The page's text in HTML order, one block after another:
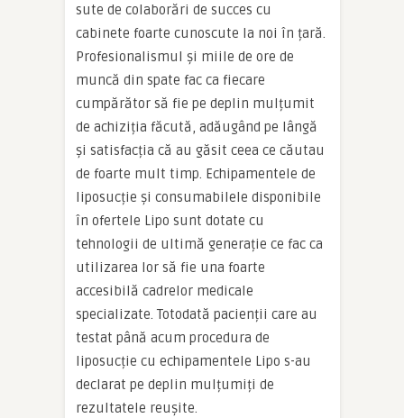
sute de colaborări de succes cu
cabinete foarte cunoscute la noi în țară.
Profesionalismul și miile de ore de
muncă din spate fac ca fiecare
cumpărător să fie pe deplin mulțumit
de achiziția făcută, adăugând pe lângă
și satisfacția că au găsit ceea ce căutau
de foarte mult timp. Echipamentele de
liposucție și consumabilele disponibile
în ofertele Lipo sunt dotate cu
tehnologii de ultimă generație ce fac ca
utilizarea lor să fie una foarte
accesibilă cadrelor medicale
specializate. Totodată pacienții care au
testat până acum procedura de
liposucție cu echipamentele Lipo s-au
declarat pe deplin mulțumiți de
rezultatele reușite.